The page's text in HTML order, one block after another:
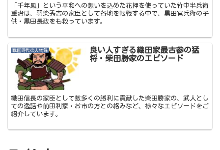
「千年鳳」という平和への想いを込めた花押を使っていた竹中半兵衛
重治は、羽柴秀吉の家臣として各地を転戦する中で、黒田官兵衛の子
供・黒田長政をも救っています。
戦国時代の人物録
良い人すぎる織田家最古参の猛
将・柴田勝家のエピソード
織田信長の家臣として数多くの勝利に貢献した柴田勝家の、武人とし
ての逸話や前田利家・お市の方との絡みなど、様々なエピソードをご
紹介しています。